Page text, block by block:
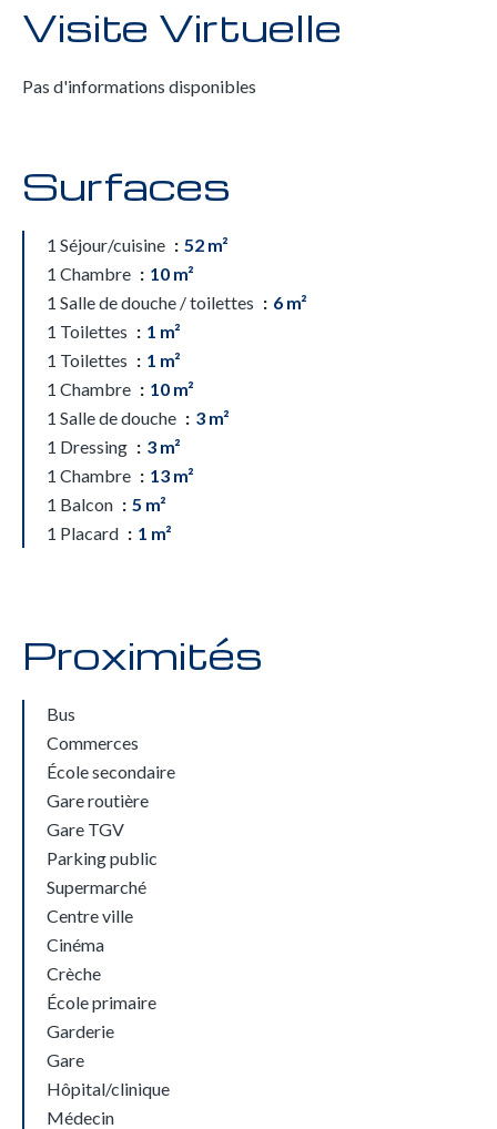
Visite Virtuelle
Pas d'informations disponibles
Surfaces
1 Séjour/cuisine
52 m²
1 Chambre
10 m²
1 Salle de douche / toilettes
6 m²
1 Toilettes
1 m²
1 Toilettes
1 m²
1 Chambre
10 m²
1 Salle de douche
3 m²
1 Dressing
3 m²
1 Chambre
13 m²
1 Balcon
5 m²
1 Placard
1 m²
Proximités
Bus
Commerces
École secondaire
Gare routière
Gare TGV
Parking public
Supermarché
Centre ville
Cinéma
Crèche
École primaire
Garderie
Gare
Hôpital/clinique
Médecin